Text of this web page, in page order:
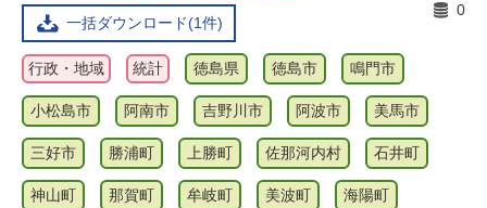
一括ダウンロード(1件)
0
行政・地域 統計 徳島県 徳島市 鳴門市
小松島市 阿南市 吉野川市 阿波市 美馬市
三好市 勝浦町 上勝町 佐那河内村 石井町
神山町 那賀町 牟岐町 美波町 海陽町